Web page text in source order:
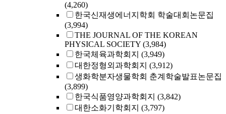
(4,260)
한국신재생에너지학회 학술대회논문집
(3,994)
THE JOURNAL OF THE KOREAN
PHYSICAL SOCIETY (3,984)
한국체육과학회지 (3,949)
대한정형외과학회지 (3,912)
생화학분자생물학회 춘계학술발표논문집
(3,899)
한국식품영양과학회지 (3,842)
대한소화기학회지 (3,797)